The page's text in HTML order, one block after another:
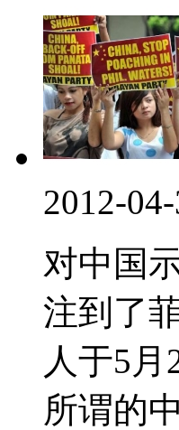
2012-
对中国
注到了
人于5
所谓的